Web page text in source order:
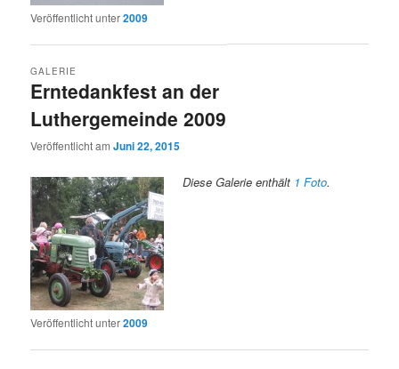
Veröffentlicht unter2009
Erntedankfest an der
Luthergemeinde 2009
GALERIE
Veröffentlicht amJuni 22, 2015
Diese Galerie enthält 1 Foto.
Veröffentlicht unter2009